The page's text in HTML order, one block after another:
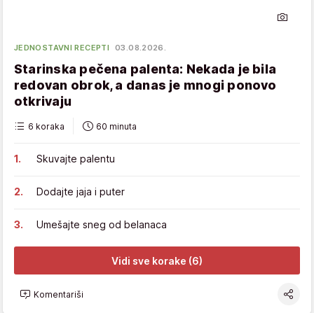
JEDNOSTAVNI RECEPTI 03.08.2026.
Starinska pečena palenta: Nekada je bila
redovan obrok, a danas je mnogi ponovo
otkrivaju
6 koraka 60 minuta
Skuvajte palentu
Dodajte jaja i puter
Umešajte sneg od belanaca
Vidi sve korake (6)
Komentariši